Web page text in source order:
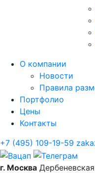
О компании
Новости
Правила
Портфолио
Цены
Контакты
+7 (495) 109-19-59
г. Москва